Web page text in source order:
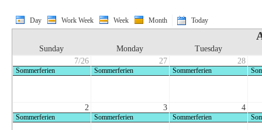
Day Work Week Week Month Today
Sunday Monday
Tuesday
7/26
Sommerferien
27
Sommerferien
28
Sommerferien
2
Sommerferien
3
Sommerferien
4
Sommerferien